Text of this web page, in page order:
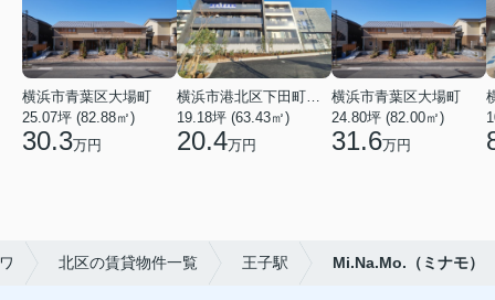
横浜市青葉区大場町
25.07坪 (82.88㎡)
30.3万円
19.18坪 (63.43㎡)
20.4万円
横浜市青葉区大場町
24.80坪 (82.00㎡)
31.6万円
北区の賃貸物件一覧 王子駅 Mi.Na.Mo.（ミナモ）